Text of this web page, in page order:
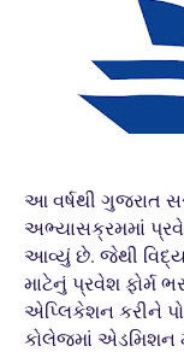
આ વર્ષથી ગુજરાત
અભ્યાસક્રમમાં
આવ્યું છે. જેથી
માટેનું પ્રવેશ ફોર્મ
એપ્લિકેશન કરીને
કોલેજમાં એડમિશન